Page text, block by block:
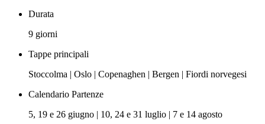
Durata
9 giorni
Tappe principali
Stoccolma | Oslo | Copenaghen | Bergen | Fiordi norvegesi
Calendario Partenze
5, 19 e 26 giugno | 10, 24 e 31 luglio | 7 e 14 agosto